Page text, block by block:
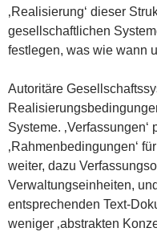
‚Realisierung‘ dieser
gesellschaftlichen
festlegen, was wie wann
Autoritäre
Systeme. ‚Verfassungen‘
‚Rahmenbedingungen‘
weiter, dazu
Verwaltungseinheiten,
entsprechenden Text-
weniger ‚abstrakten